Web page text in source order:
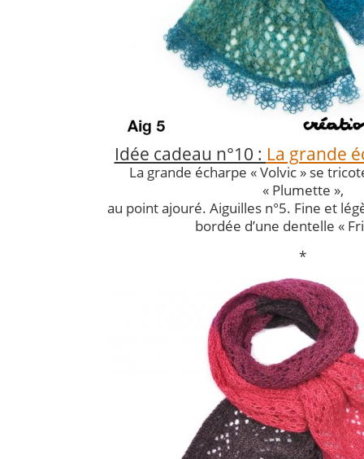
Idée cadeau n°10 : La grande
La grande écharpe « Volvic » se
« Plumette »,
au point ajouré. Aiguilles n°5. Fine et
bordée d’une dentelle «
*